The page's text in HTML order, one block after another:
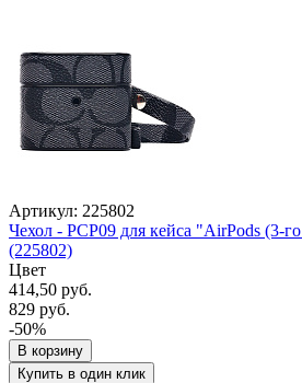
Артикул: 225802
Чехол - PCP09 для кейса "AirPods (3-
(225802)
Цвет
414,50 руб.
829 руб.
-50%
В корзину
Купить в один клик